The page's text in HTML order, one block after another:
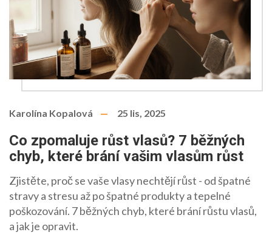
Karolína Kopalová 25 lis, 2025
Co zpomaluje růst vlasů? 7 běžných
chyb, které brání vašim vlasům růst
Zjistěte, proč se vaše vlasy nechtějí růst - od špatné
stravy a stresu až po špatné produkty a tepelné
poškozování. 7 běžných chyb, které brání růstu vlasů,
a jak je opravit.